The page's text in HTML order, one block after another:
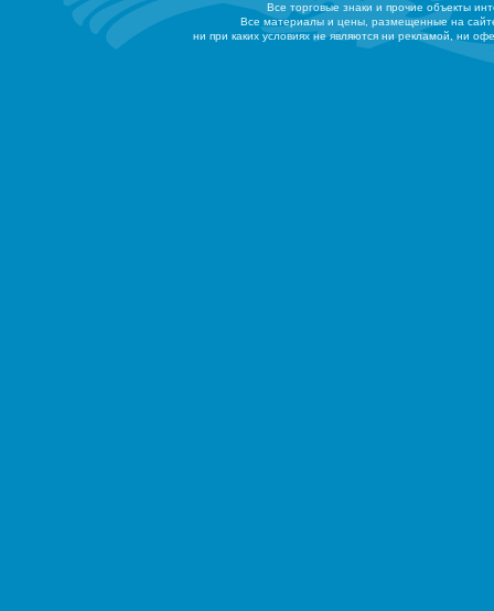
Все торговые знаки и прочие объекты
Все материалы и цены, размещенные на
ни при каких условиях не являются ни рекламой, ни